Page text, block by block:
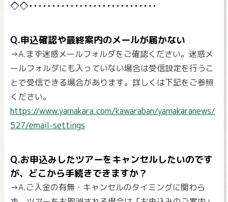
Q.申込確認や最終案内のメールが届かない
→A.まず迷惑メールフォルダをご確認ください。迷惑メ
ールフォルダにも入っていない場合は受信設定を行うこ
とで受信できる場合があります。詳しくは下記をご参照
ください。
https://www.yamakara.com/kawaraban/yamakaranews/
527/email-settings
Q.お申込みしたツアーをキャンセルしたいのです
が、どこから手続きできますか？
→A.ご入金の有無・キャンセルのタイミングに関わら